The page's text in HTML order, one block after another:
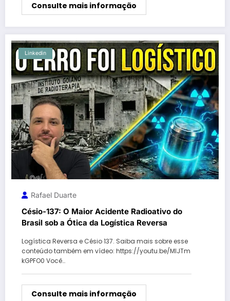
Consulte mais informação
Linkedin
Rafael Duarte
Césio-137: O Maior Acidente Radioativo do
Brasil sob a Ótica da Logística Reversa
Logística Reversa e Césio 137. Saiba mais sobre esse
conteúdo também em vídeo: https://youtu.be/MlJTm
kGPFO0 Você…
Consulte mais informação